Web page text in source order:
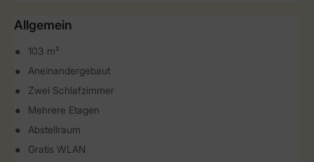
Allgemein
103 m²
Aneinandergebaut
Zwei Schlafzimmer
Mehrere Etagen
Abstellraum
Gratis WLAN